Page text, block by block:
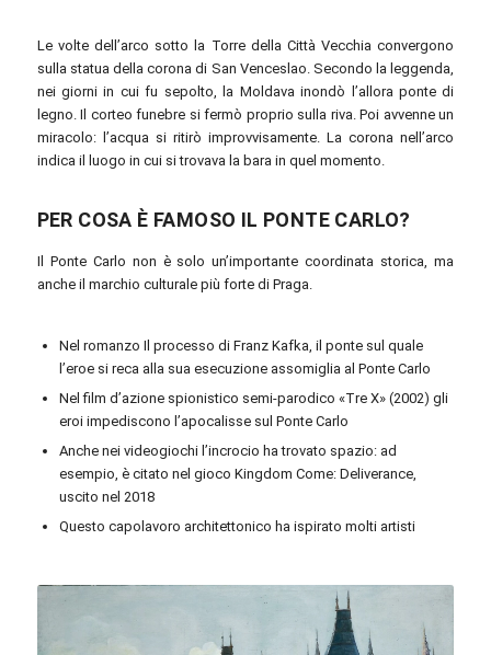
Le volte dell’arco sotto la Torre della Città Vecchia convergono
sulla statua della corona di San Venceslao. Secondo la leggenda,
nei giorni in cui fu sepolto, la Moldava inondò l’allora ponte di
legno. Il corteo funebre si fermò proprio sulla riva. Poi avvenne un
miracolo: l’acqua si ritirò improvvisamente. La corona nell’arco
indica il luogo in cui si trovava la bara in quel momento.
PER COSA È FAMOSO IL PONTE CARLO?
Il Ponte Carlo non è solo un’importante coordinata storica, ma
anche il marchio culturale più forte di Praga.
Nel romanzo Il processo di Franz Kafka, il ponte sul quale
l’eroe si reca alla sua esecuzione assomiglia al Ponte Carlo
Nel film d’azione spionistico semi-parodico «Tre X» (2002) gli
eroi impediscono l’apocalisse sul Ponte Carlo
Anche nei videogiochi l’incrocio ha trovato spazio: ad
esempio, è citato nel gioco Kingdom Come: Deliverance,
uscito nel 2018
Questo capolavoro architettonico ha ispirato molti artisti